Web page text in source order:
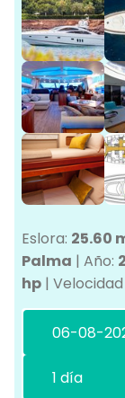
Eslora: 25.60
Palma | Año:
hp |